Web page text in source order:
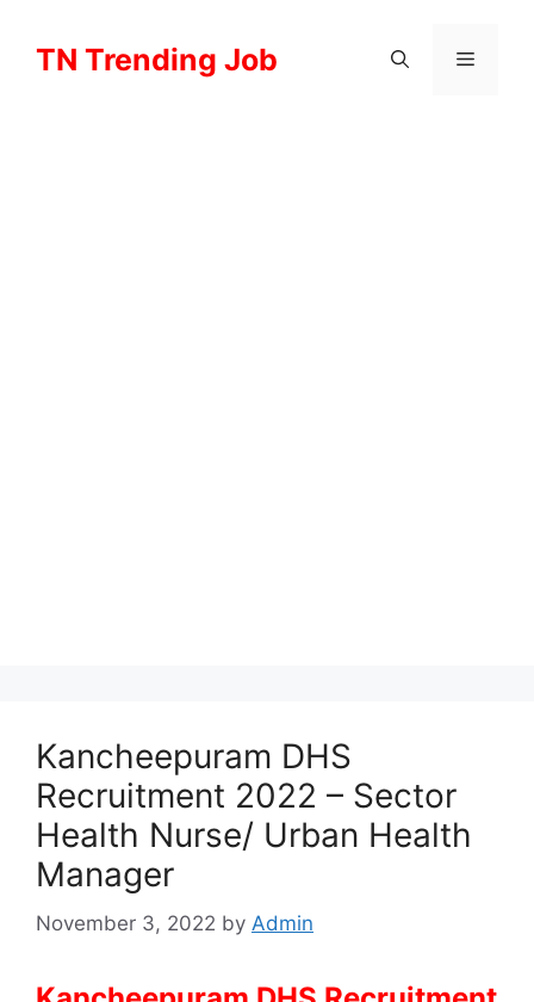
contentTN Trending Job Menu
Kancheepuram DHS
Recruitment 2022 – Sector
Health Nurse/ Urban Health
Manager
November 3, 2022 by Admin